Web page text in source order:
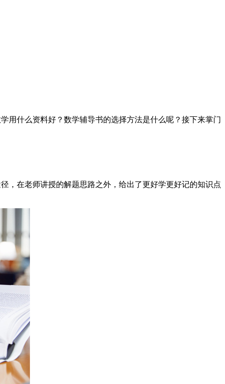
用什么资料好？数学辅导书的选择方法是什么呢？接下来掌门
，在老师讲授的解题思路之外，给出了更好学更好记的知识点